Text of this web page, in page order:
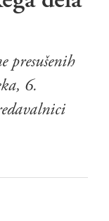
presušenih
6.